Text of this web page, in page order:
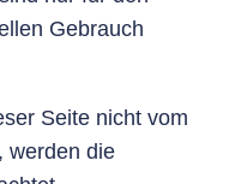
Gebrauch
Seite nicht vom
werden die